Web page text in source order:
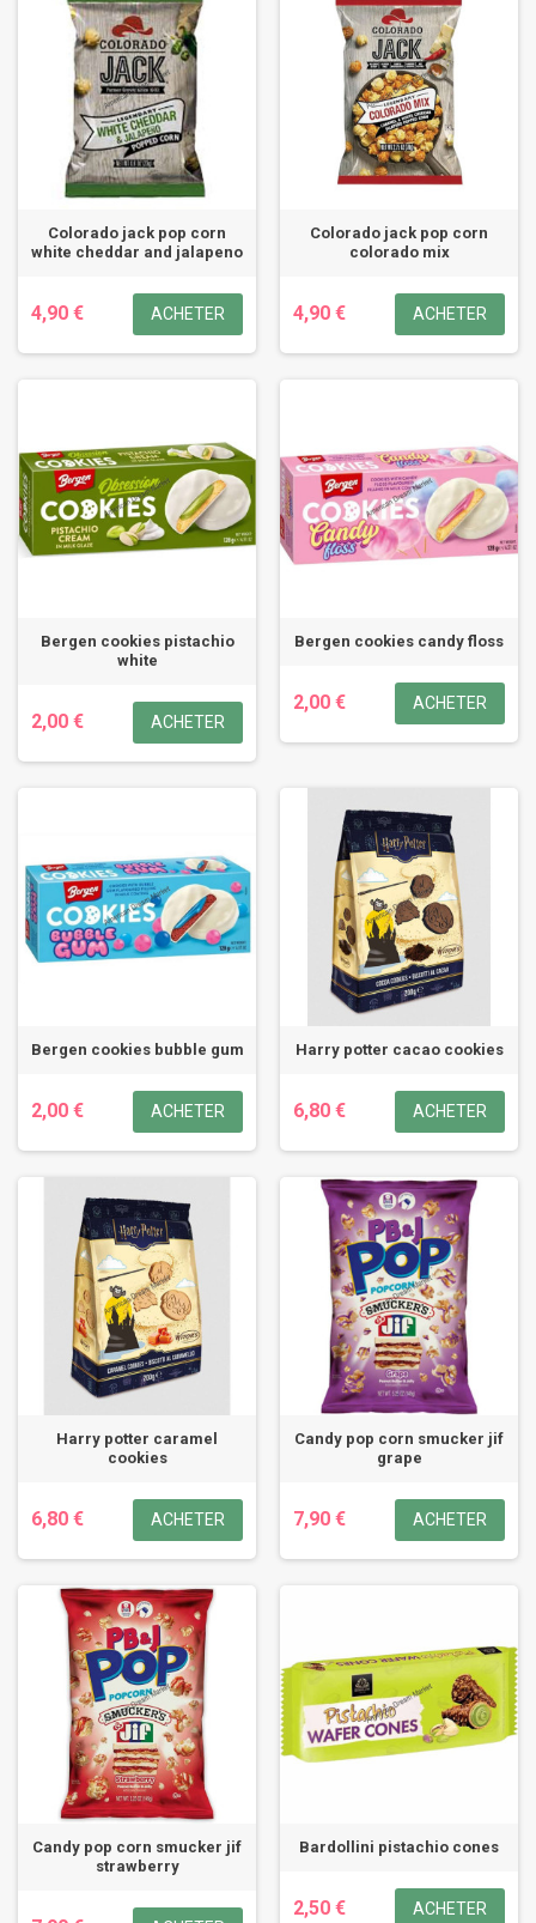
Colorado jack pop corn
white cheddar and jalapeno
4,90 € ACHETER
Colorado jack pop corn
colorado mix
4,90 € ACHETER
Bergen cookies pistachio
white
2,00 € ACHETER
Bergen cookies candy floss
2,00 € ACHETER
Bergen cookies bubble gum
2,00 € ACHETER
Harry potter cacao cookies
6,80 € ACHETER
Harry potter caramel
cookies
6,80 € ACHETER
Candy pop corn smucker jif
grape
7,90 € ACHETER
Candy pop corn smucker jif
strawberry
Bardollini pistachio cones
2,50 € ACHETER